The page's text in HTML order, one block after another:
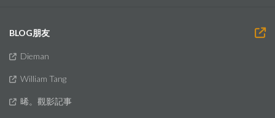
BLOG朋友
Dieman
William Tang
晞。觀影記事